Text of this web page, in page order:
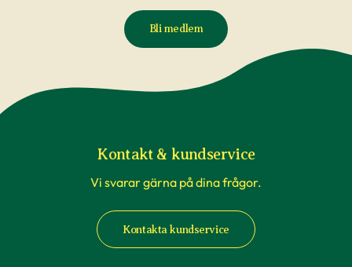
Bli medlem
Kontakt & kundservice
Vi svarar gärna på dina frågor.
Kontakta kundservice